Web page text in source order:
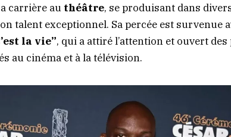
carrière au théâtre, se produisant dans
talent exceptionnel. Sa percée est survenue
la vie”, qui a attiré l’attention et ouvert
au cinéma et à la télévision.